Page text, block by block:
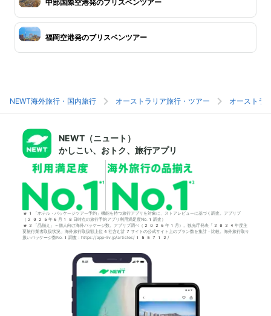
中部国際空港発のブリスベンツアー
福岡空港発のブリスベンツアー
NEWT海外旅行・国内旅行 オーストラリア旅行・ツアー オーストラ
NEWT（ニュート）
かしこい、おトク、旅行アプリ
*1「ホテル・パッケージツアー予約」機能を持つ旅行アプリを対象に、ストアレビューに基づく調査。アプリブ
（2025年6月18日時点の旅行予約アプリ利用満足度No.1調査）
*2「品揃え」＝個人向け海外パッケージ数。アプリブ調べ（2026年1月）。観光庁発表「2024年度主
要旅行業者取扱状況」海外旅行取扱額上位4社含む計7サイトの公式サイト上のプラン数を集計・比較。海外旅行取り
扱いパッケージ数No.1調査：https://app-liv.jp/articles/155712/